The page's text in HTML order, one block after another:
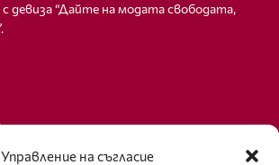
Управление на съгласие
девиза “Дайте на модата свободата,